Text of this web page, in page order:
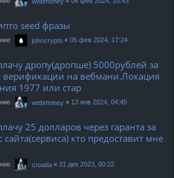
seed фразы
johncrypto « 05 фев 2024, 17:24
дропу(дропше) 5000рублей за
верификации на вебмани.Локация
1977 или стар
webmoney « 13 янв 2024, 04:45
25 долларов через гаранта за
кто предоставит мне
croatia « 31 дек 2023, 00:22